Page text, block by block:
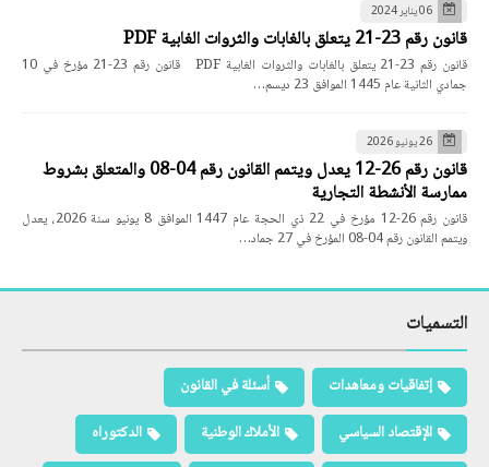
06 يناير 2024
قانون رقم 23-21 يتعلق بالغابات والثروات الغابية PDF
قانون رقم 23-21 يتعلق بالغابات والثروات الغابية PDF قانون رقم 23-21 مؤرخ في 10
جمادي الثانية عام 1445 الموافق 23 ديسم…
26 يونيو 2026
قانون رقم 26-12 يعدل ويتمم القانون رقم 04-08 والمتعلق بشروط
ممارسة الأنشطة التجارية
قانون رقم 26-12 مؤرخ في 22 ذي الحجة عام 1447 الموافق 8 يونيو سنة 2026، يعدل
ويتمم القانون رقم 04-08 المؤرخ في 27 جماد…
التسميات
إتفاقيات ومعاهدات
أسئلة في القانون
الإقتصاد السياسي
الأملاك الوطنية
الدكتوراه